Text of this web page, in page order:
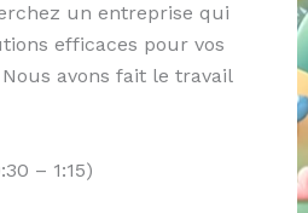
un entreprise qui
efficaces pour vos
avons fait le travail
– 1:15)